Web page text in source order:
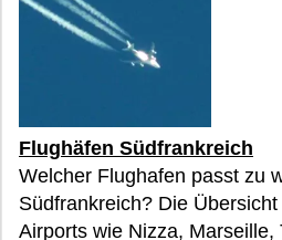
Flughäfen Südfrankreich
Welcher Flughafen passt zu
Südfrankreich? Die
Airports wie Nizza, Marseille,